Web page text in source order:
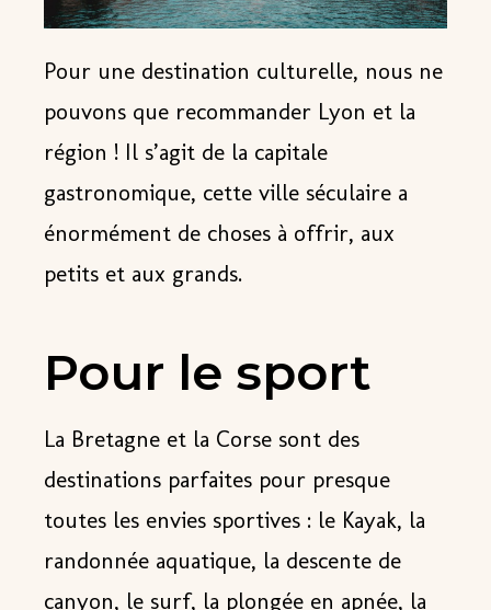
Pour une destination culturelle, nous ne
pouvons que recommander Lyon et la
région ! Il s’agit de la capitale
gastronomique, cette ville séculaire a
énormément de choses à offrir, aux
petits et aux grands.
Pour le sport
La Bretagne et la Corse sont des
destinations parfaites pour presque
toutes les envies sportives : le Kayak, la
randonnée aquatique, la descente de
canyon, le surf, la plongée en apnée, la